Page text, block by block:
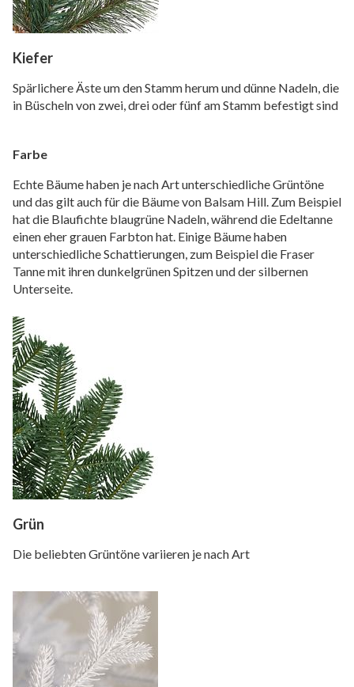
Kiefer
Spärlichere Äste um den Stamm herum und dünne Nadeln, die
in Büscheln von zwei, drei oder fünf am Stamm befestigt sind
Farbe
Echte Bäume haben je nach Art unterschiedliche Grüntöne
und das gilt auch für die Bäume von Balsam Hill. Zum Beispiel
hat die Blaufichte blaugrüne Nadeln, während die Edeltanne
einen eher grauen Farbton hat. Einige Bäume haben
unterschiedliche Schattierungen, zum Beispiel die Fraser
Tanne mit ihren dunkelgrünen Spitzen und der silbernen
Unterseite.
Grün
Die beliebten Grüntöne variieren je nach Art